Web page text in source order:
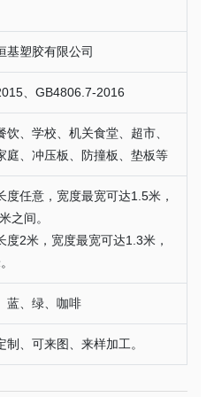
基塑胶有限公司
、GB4806.7-2016
饮、学校、机关食堂、超市、
庭、冲压板、防撞板、垫板等
度任意，宽度最宽可达1.5米，
之间。
度2米，宽度最宽可达1.3米，
蓝、绿、咖啡
制、可来图、来样加工。